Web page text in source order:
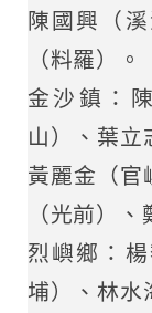
陳國興（
（料羅）。
金沙鎮：
山）、葉立
黃麗金（官
（光前）
烈嶼鄉：
埔）、林水